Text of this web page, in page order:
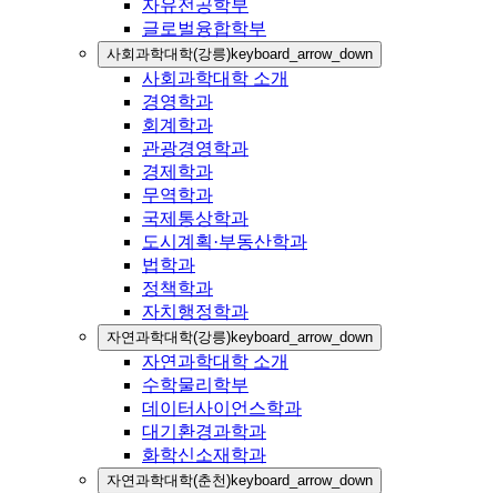
자유전공학부
글로벌융합학부
사회과학대학(강릉)keyboard_arrow_down
사회과학대학 소개
경영학과
회계학과
관광경영학과
경제학과
무역학과
국제통상학과
도시계획·부동산학과
법학과
정책학과
자치행정학과
자연과학대학(강릉)keyboard_arrow_down
자연과학대학 소개
수학물리학부
데이터사이언스학과
대기환경과학과
화학신소재학과
자연과학대학(춘천)keyboard_arrow_down